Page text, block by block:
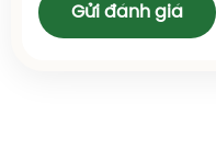
Gửi đánh giá